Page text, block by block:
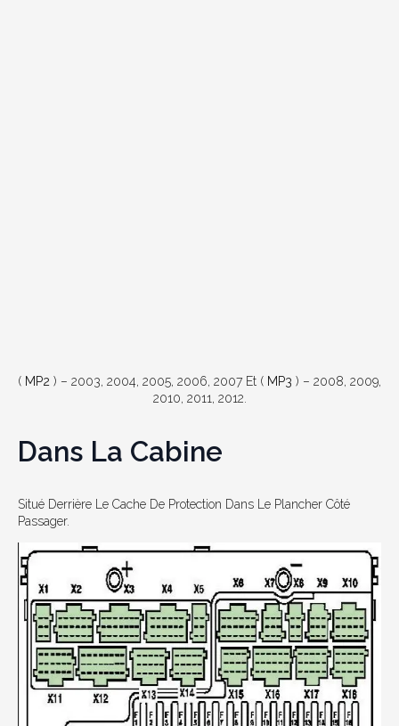
( MP2 ) – 2003, 2004, 2005, 2006, 2007 Et ( MP3 ) – 2008, 2009,
2010, 2011, 2012.
Dans La Cabine
Situé Derrière Le Cache De Protection Dans Le Plancher Côté
Passager.